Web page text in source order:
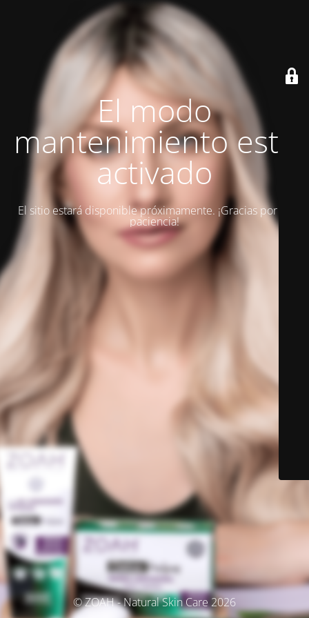
El modo
mantenimiento está
activado
El sitio estará disponible próximamente. ¡Gracias por su
paciencia!
© ZOAH - Natural Skin Care 2026